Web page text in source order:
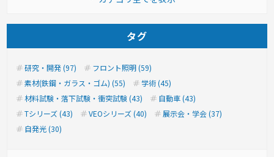
タグ
研究・開発 (97)
フロント照明 (59)
素材(鉄鋼・ガラス・ゴム) (55)
学術 (45)
材料試験・落下試験・衝突試験 (43)
自動車 (43)
Tシリーズ (43)
VEOシリーズ (40)
展示会・学会 (37)
自発光 (30)